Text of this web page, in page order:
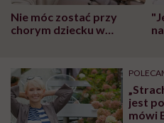
Nie móc zostać przy
chorym dziecku w
może chyba tylko
głupota i brak
wyobraźni"
jest
mówi